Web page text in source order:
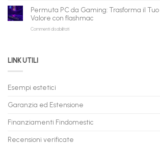
Nuovi
Ricondizionati,
Spedizione
Gaming
Rate
Online:
anche
a
Permuta PC da Gaming: Trasforma il
Valore con flashmac
Commenti disabilitatisu
in
con
LINK UTILI
Esempi estetici
Garanzia ed Estensione
Finanziamenti Findomestic
Recensioni verificate